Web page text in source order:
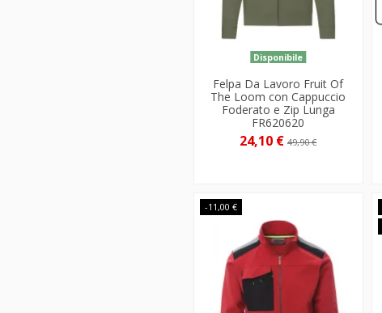
Disponibile
Felpa Da Lavoro Fruit Of
The Loom con Cappuccio
Foderato e Zip Lunga
FR620620
24,10 €49,90 €
-11,00 €